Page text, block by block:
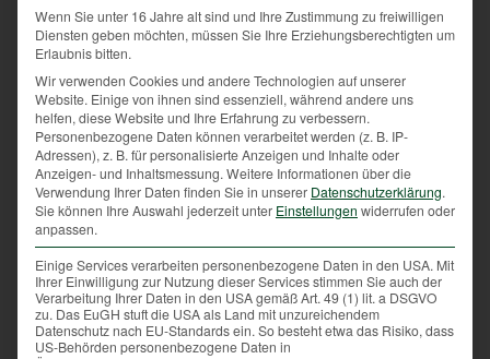
Zeitgemäße Nähe
zur Trophäe
21. September 2022 / vonHerbert Sieghartsleitner
Wenn Sie unter 16 Jahre alt sind und Ihre Zustimmung zu freiwilligen
Diensten geben möchten, müssen Sie Ihre Erziehungsberechtigten um
Erlaubnis bitten.
Wir verwenden Cookies und andere Technologien auf unserer
Website. Einige von ihnen sind essenziell, während andere uns
helfen, diese Website und Ihre Erfahrung zu verbessern.
Personenbezogene Daten können verarbeitet werden (z. B. IP-
Adressen), z. B. für personalisierte Anzeigen und Inhalte oder
Anzeigen- und Inhaltsmessung. Weitere Informationen über die
Verwendung Ihrer Daten finden Sie in unserer Datenschutzerklärung.
Sie können Ihre Auswahl jederzeit unter Einstellungen widerrufen oder
anpassen.
Einige Services verarbeiten personenbezogene Daten in den USA. Mit
Ihrer Einwilligung zur Nutzung dieser Services stimmen Sie auch der
Verarbeitung Ihrer Daten in den USA gemäß Art. 49 (1) lit. a DSGVO
zu. Das EuGH stuft die USA als Land mit unzureichendem
Datenschutz nach EU-Standards ein. So besteht etwa das Risiko, dass
US-Behörden personenbezogene Daten in